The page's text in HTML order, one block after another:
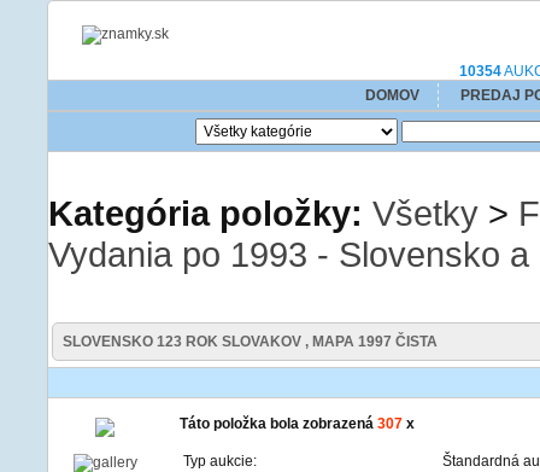
10354
DOMOV
PREDAJ
Kategória položky: Všetky >
Vydania po 1993 - Slovensko a
SLOVENSKO 123 ROK SLOVAKOV , MAPA 1997 ČISTA
Táto položka bola zobrazená 307 x
Typ aukcie:
Štandardná